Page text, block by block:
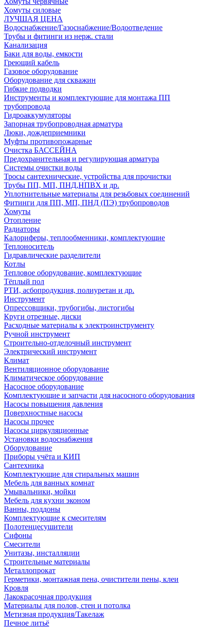
Хомуты силовые
ЛУЧШАЯ ЦЕНА
Водоснабжение/Газоснабжение/Водоотведение
Трубы и фитинги из нерж. стали
Канализация
Баки для воды, емкости
Греющий кабель
Газовое оборудование
Оборудование для скважин
Гибкие подводки
Инструменты и комплектующие для монтажа ПП
трубопровода
Гидроаккумуляторы
Запорная трубопроводная арматура
Люки, дождеприемники
Муфты противопожарные
Очистка БАССЕЙНА
Предохранительная и регулирующая арматура
Системы очистки воды
Тросы сантехнические, устройства для прочистки
Трубы ПП, МП, ПНД,НПВХ и др.
Уплотнительные материалы для резьбовых соединений
Фитинги для ПП, МП, ПНД (ПЭ) трубопроводов
Хомуты
Отопление
Радиаторы
Калориферы, теплообменники, комплектующие
Теплоноситель
Гидравлические разделители
Котлы
Тепловое оборудование, комплектующие
Тёплый пол
РТИ, асбопродукция, полиуретан и др.
Инструмент
Опрессовщики, трубогибы, листогибы
Круги отрезные, диски
Расходные материалы к электроинструменту
Ручной инструмент
Строительно-отделочный инструмент
Электрический инструмент
Климат
Вентиляционное оборудование
Климатическое оборудование
Насосное оборудование
Комплектующие и запчасти для насосного оборудования
Насосы повышения давления
Поверхностные насосы
Насосы прочее
Насосы циркуляционные
Установки водоснабжения
Оборудование
Приборы учёта и КИП
Сантехника
Комплектующие для стиральных машин
Мебель для ванных комнат
Умывальники, мойки
Мебель для кухни эконом
Ванны, поддоны
Комплектующие к смесителям
Полотенцесушители
Сифоны
Смесители
Унитазы, инсталляции
Строительные материалы
Металлопрокат
Герметики, монтажная пена, очистители пены, клеи
Кровля
Лакокрасочная продукция
Материалы для полов, стен и потолка
Метизная продукция/Такелаж
Печное литьё